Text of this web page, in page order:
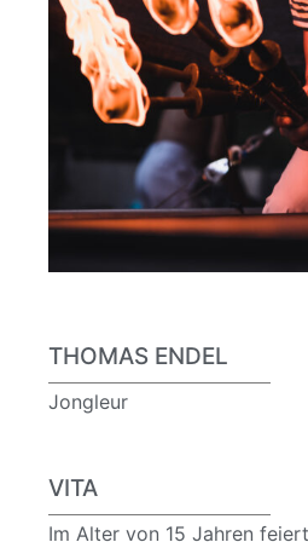
THOMAS ENDEL
Jongleur
VITA
Im Alter von 15 Jahren